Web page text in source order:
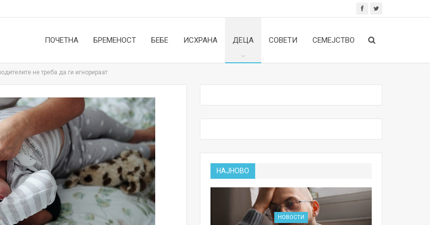
ПОЧЕТНА БРЕМЕНОСТ БЕБЕ ИСХРАНА ДЕЦА СОВЕТИ СЕМЕЈСТВО
не треба да ги игнорираат
НАЈНОВО
НОВОСТИ